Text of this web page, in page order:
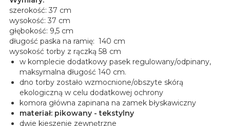
szerokość: 37 cm
wysokość: 37 cm
głębokość: 9,5 cm
długość paska na ramię: 140 cm
wysokość torby z rączką 58 cm
w komplecie dodatkowy pasek regulowany/odpinany,
maksymalna długość 140 cm.
dno torby zostało wzmocnione/obszyte skórą
ekologiczną w celu dodatkowej ochrony
komora główna zapinana na zamek błyskawiczny
materiał: pikowany - tekstylny
dwie kieszenie zewnętrzne